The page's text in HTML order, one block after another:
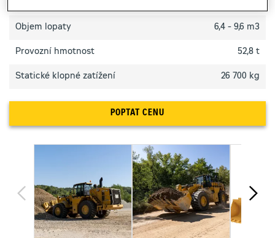
Objem lopaty 6,4 - 9,6 m3
Provozní hmotnost 52,8 t
Statické klopné zatížení 26 700 kg
POPTAT CENU